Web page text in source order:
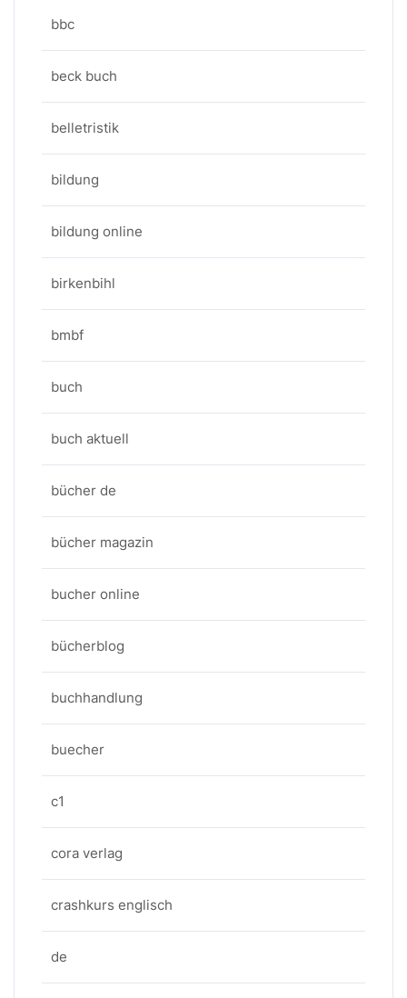
bbc
beck buch
belletristik
bildung
bildung online
birkenbihl
bmbf
buch
buch aktuell
bücher de
bücher magazin
bucher online
bücherblog
buchhandlung
buecher
c1
cora verlag
crashkurs englisch
de